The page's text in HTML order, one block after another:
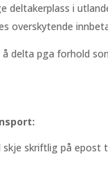
deltakerplass i
overskytende
delta pga forhold
skriftlig på